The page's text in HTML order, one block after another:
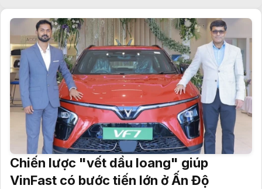
Chiến lược "vết dầu loang" giúp
VinFast có bước tiến lớn ở Ấn Độ